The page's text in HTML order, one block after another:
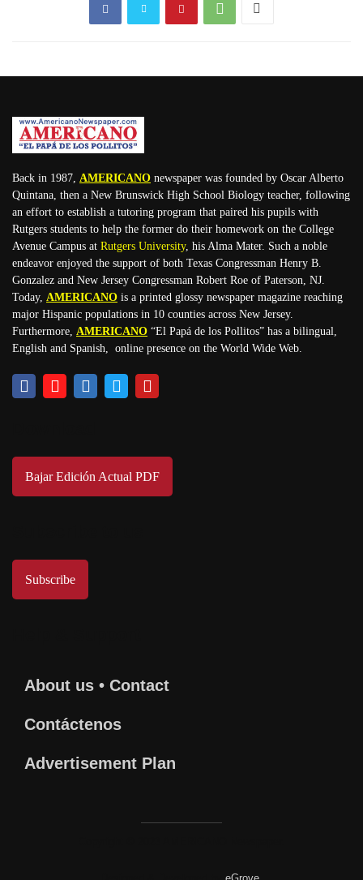
Back in 1987, AMERICANO newspaper was founded by Oscar Alberto
Quintana, then a New Brunswick High School Biology teacher, following
an effort to establish a tutoring program that paired his pupils with
Rutgers students to help the former do their homework on the College
Avenue Campus at Rutgers University, his Alma Mater. Such a noble
endeavor enjoyed the support of both Texas Congressman Henry B.
Gonzalez and New Jersey Congressman Robert Roe of Paterson, NJ.
Today, AMERICANO is a printed glossy newspaper magazine reaching
major Hispanic populations in 10 counties across New Jersey.
Furthermore, AMERICANO “El Papá de los Pollitos” has a bilingual,
English and Spanish, online presence on the World Wide Web.
Bajar Edición Actual PDF
Subscribe
About us • Contact
Contáctenos
Advertisement Plan